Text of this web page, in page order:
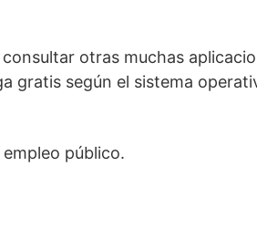
otras muchas
gratis según el sistema
público.